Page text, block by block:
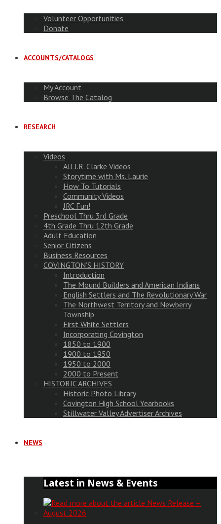
Volunteer Opportunities
Donate
ACCOUNTS/CATALOGS
My Account
Browse The Catalog
RESEARCH
Videos
All J.R. Clarke Videos
Storytime with Ms. Laurie
How To Tutorials
Community Videos
JRC Fun!
Preschool Thru 3rd Grade
4th Grade Thru 12th Grade
Adult Education
Senior Citizens
Business Resources
COVINGTON’S HISTORY
Introduction
The Mound Builders and American Indians
English Settlers and The Revolutionary War
The Northwest Territory and Newberry
Township
First White Settlers
Incorporating Covington
1850 to 1900
1900 to 1950
1950 to 2000
2000 to Present
HISTORIC ARCHIVES
Historic Photo Library
Covington High School Yearbooks
Stillwater Valley Advertiser Archives
NEWS
Latest in News & Events